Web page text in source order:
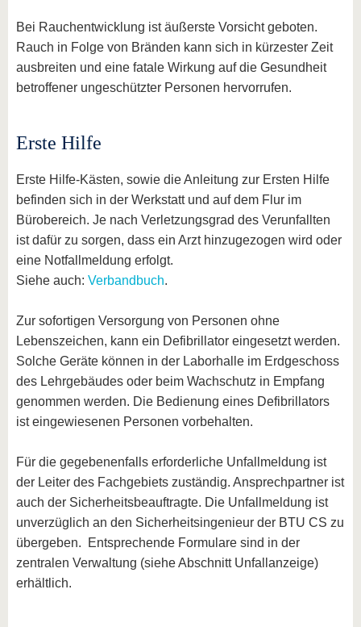
Bei Rauchentwicklung ist äußerste Vorsicht geboten.
Rauch in Folge von Bränden kann sich in kürzester Zeit
ausbreiten und eine fatale Wirkung auf die Gesundheit
betroffener ungeschützter Personen hervorrufen.
Erste Hilfe
Erste Hilfe-Kästen, sowie die Anleitung zur Ersten Hilfe
befinden sich in der Werkstatt und auf dem Flur im
Bürobereich. Je nach Verletzungsgrad des Verunfallten
ist dafür zu sorgen, dass ein Arzt hinzugezogen wird oder
eine Notfallmeldung erfolgt.
Siehe auch: Verbandbuch.
Zur sofortigen Versorgung von Personen ohne
Lebenszeichen, kann ein Defibrillator eingesetzt werden.
Solche Geräte können in der Laborhalle im Erdgeschoss
des Lehrgebäudes oder beim Wachschutz in Empfang
genommen werden. Die Bedienung eines Defibrillators
ist eingewiesenen Personen vorbehalten.
Für die gegebenenfalls erforderliche Unfallmeldung ist
der Leiter des Fachgebiets zuständig. Ansprechpartner ist
auch der Sicherheitsbeauftragte. Die Unfallmeldung ist
unverzüglich an den Sicherheitsingenieur der BTU CS zu
übergeben. Entsprechende Formulare sind in der
zentralen Verwaltung (siehe Abschnitt Unfallanzeige)
erhältlich.